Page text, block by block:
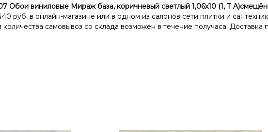
Обои виниловые Мираж база, коричневый светлый 1,06х10 (1, Т
руб. в онлайн-магазине или в одном из салонов сети плитки и
самовывоз со склада возможен в течение получаса.